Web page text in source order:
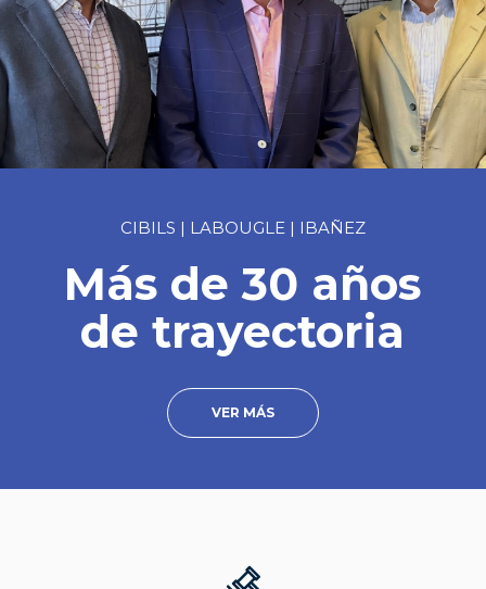
VER MÁS
CIBILS | LABOUGLE | IBAÑEZ
Más de 30 años
de trayectoria